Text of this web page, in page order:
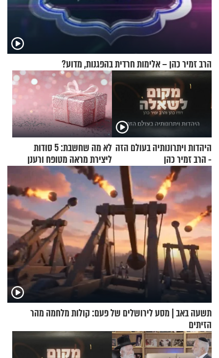
הרב זמיר כהן – אלימות חרדית בהפגנות, מדוע?
היהדות ויתרונותיה בעולם הזה
- הרב זמיר כהן
לא מה שחשבת: 5 סודות
ליצירת מראה מטופח ורענן
תשעה באב | מסע לירושלים של פעם: קולות מלחמה מהר
הזיתים